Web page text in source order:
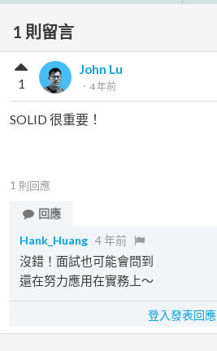
1 則留言
John Lu
． 4 年前
1
SOLID 很重要！
1 則回應
回應
Hank_Huang 4 年前
沒錯！面試也可能會問到
還在努力應用在實務上～
登入發表回應